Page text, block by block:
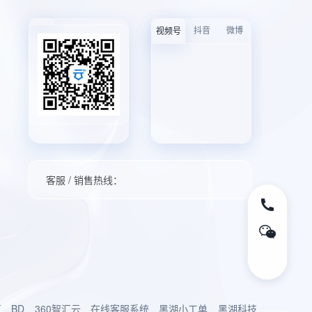
视频号 抖音 微博
客服 / 销售热线：
BD 360智汇云 在线客服系统 黑湖小工单 黑湖科技